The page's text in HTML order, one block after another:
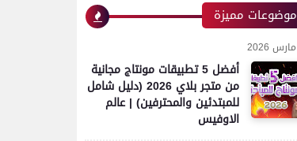
موضوعات مميزة
أفضل 5 تطبيقات مونتاج مجانية
من متجر بلاي 2026 (دليل شامل
للمبتدئين والمحترفين) | عالم
الاوفيس